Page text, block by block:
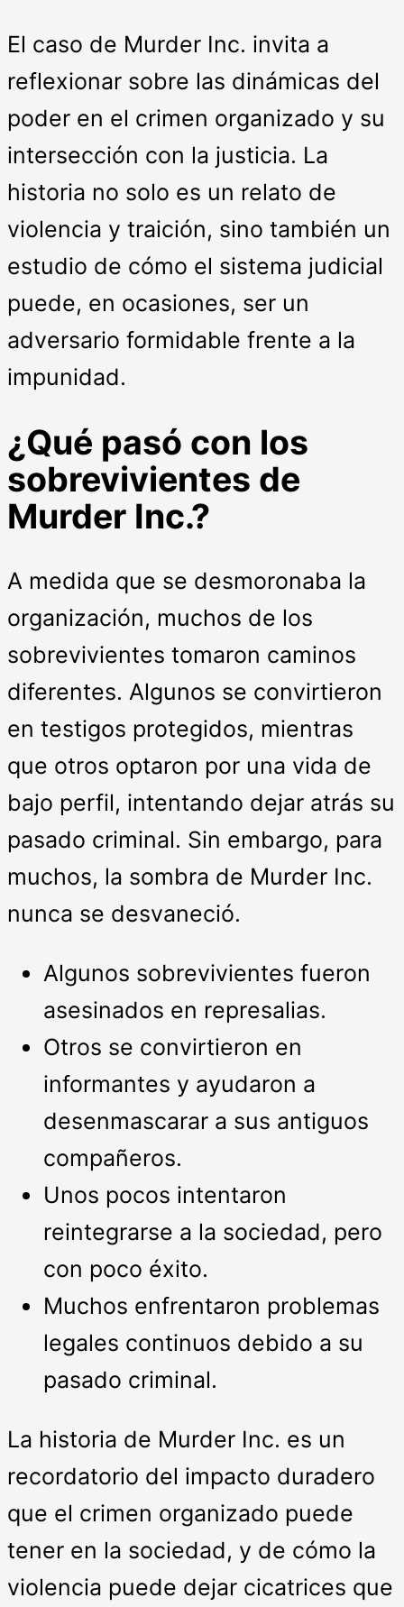
El caso de Murder Inc. invita a
reflexionar sobre las dinámicas del
poder en el crimen organizado y su
intersección con la justicia. La
historia no solo es un relato de
violencia y traición, sino también un
estudio de cómo el sistema judicial
puede, en ocasiones, ser un
adversario formidable frente a la
impunidad.
¿Qué pasó con los
sobrevivientes de
Murder Inc.?
A medida que se desmoronaba la
organización, muchos de los
sobrevivientes tomaron caminos
diferentes. Algunos se convirtieron
en testigos protegidos, mientras
que otros optaron por una vida de
bajo perfil, intentando dejar atrás su
pasado criminal. Sin embargo, para
muchos, la sombra de Murder Inc.
nunca se desvaneció.
Algunos sobrevivientes fueron
asesinados en represalias.
Otros se convirtieron en
informantes y ayudaron a
desenmascarar a sus antiguos
compañeros.
Unos pocos intentaron
reintegrarse a la sociedad, pero
con poco éxito.
Muchos enfrentaron problemas
legales continuos debido a su
pasado criminal.
La historia de Murder Inc. es un
recordatorio del impacto duradero
que el crimen organizado puede
tener en la sociedad, y de cómo la
violencia puede dejar cicatrices que